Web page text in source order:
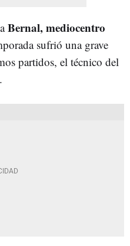
Bernal, mediocentro
sufrió una grave
partidos, el técnico del